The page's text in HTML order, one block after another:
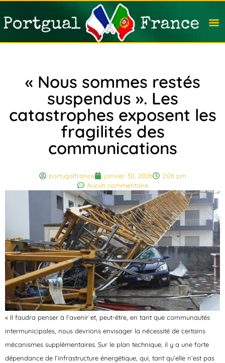
« Nous sommes restés
suspendus ». Les
catastrophes exposent les
fragilités des
communications
portugalfrance janvier 30, 2026
2:06 pm
Aucun commentaire
« Il faudra penser à l’avenir et, peut-être, en tant que communautés
intermunicipales, nous devrions envisager la nécessité de certains
mécanismes supplémentaires. Sur le plan technique, il y a une forte
dépendance de l’infrastructure énergétique, qui, tant qu’elle n’est pas